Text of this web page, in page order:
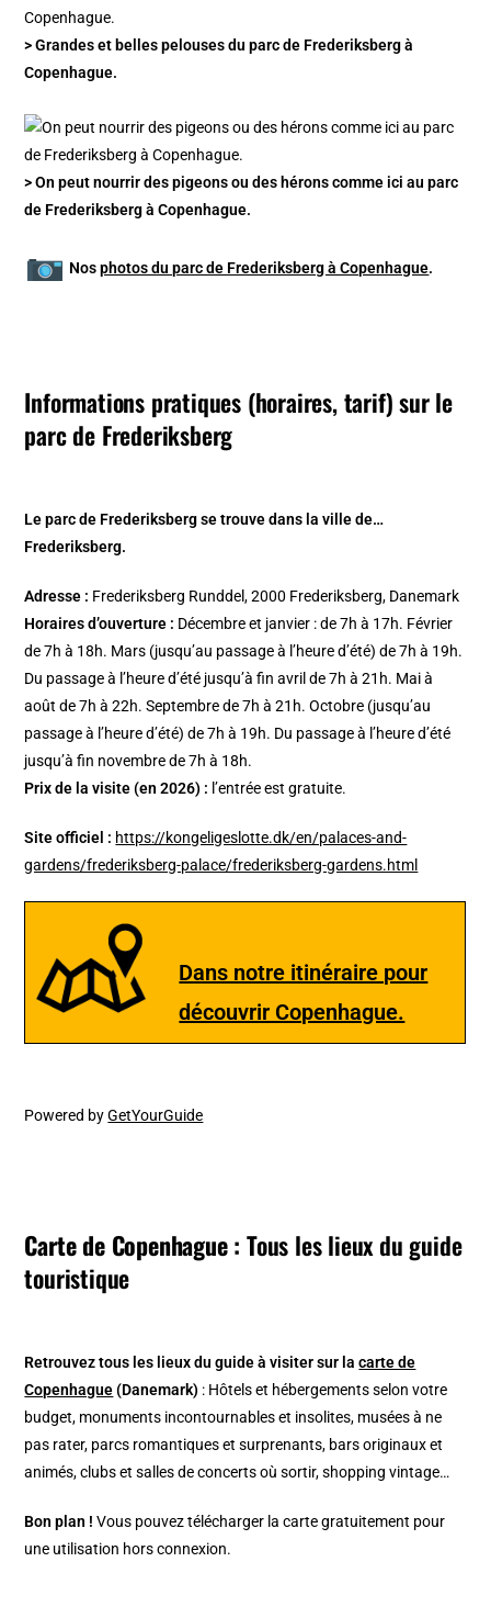
> Grandes et belles pelouses du parc de Frederiksberg à
Copenhague.
> On peut nourrir des pigeons ou des hérons comme ici au parc
de Frederiksberg à Copenhague.
Nosphotos du parc de Frederiksberg à Copenhague.
Informations pratiques (horaires, tarif) sur le
parc de Frederiksberg
Le parc de Frederiksberg se trouve dans la ville de…
Frederiksberg.
Adresse : Frederiksberg Runddel, 2000 Frederiksberg, Danemark
Horaires d’ouverture : Décembre et janvier : de 7h à 17h. Février
de 7h à 18h. Mars (jusqu’au passage à l’heure d’été) de 7h à 19h.
Du passage à l’heure d’été jusqu’à fin avril de 7h à 21h. Mai à
août de 7h à 22h. Septembre de 7h à 21h. Octobre (jusqu’au
passage à l’heure d’été) de 7h à 19h. Du passage à l’heure d’été
jusqu’à fin novembre de 7h à 18h.
Prix de la visite (en 2026) : l’entrée est gratuite.
Site officiel : https://kongeligeslotte.dk/en/palaces-and-
gardens/frederiksberg-palace/frederiksberg-gardens.html
Dans notre itinéraire pour
découvrir Copenhague.
Powered byGetYourGuide
Carte de Copenhague :Tous les lieux du guide
touristique
Retrouvez tous les lieux du guide à visitersur lacarte de
Copenhague(Danemark) : Hôtels et hébergements selon votre
budget, monuments incontournables et insolites, musées à ne
pas rater, parcs romantiques et surprenants, bars originaux et
animés, clubs et salles de concerts où sortir, shopping vintage…
Bon plan ! Vous pouvez télécharger la carte gratuitement pour
une utilisation hors connexion.